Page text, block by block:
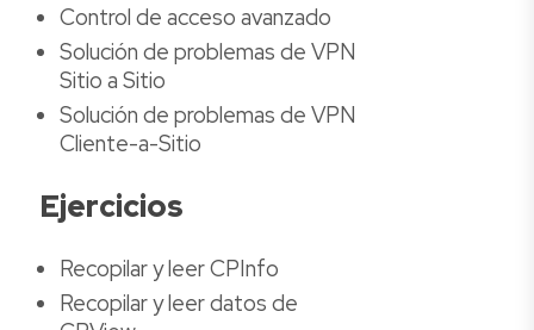
Control de acceso avanzado
Solución de problemas de VPN
Sitio a Sitio
Solución de problemas de VPN
Cliente-a-Sitio
Ejercicios
Recopilar y leer CPInfo
Recopilar y leer datos de